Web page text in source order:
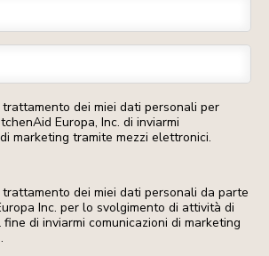
dei miei dati personali per
Europa, Inc. di inviarmi
marketing tramite mezzi elettronici.
dei miei dati personali da parte
Inc. per lo svolgimento di attività di
di inviarmi comunicazioni di marketing